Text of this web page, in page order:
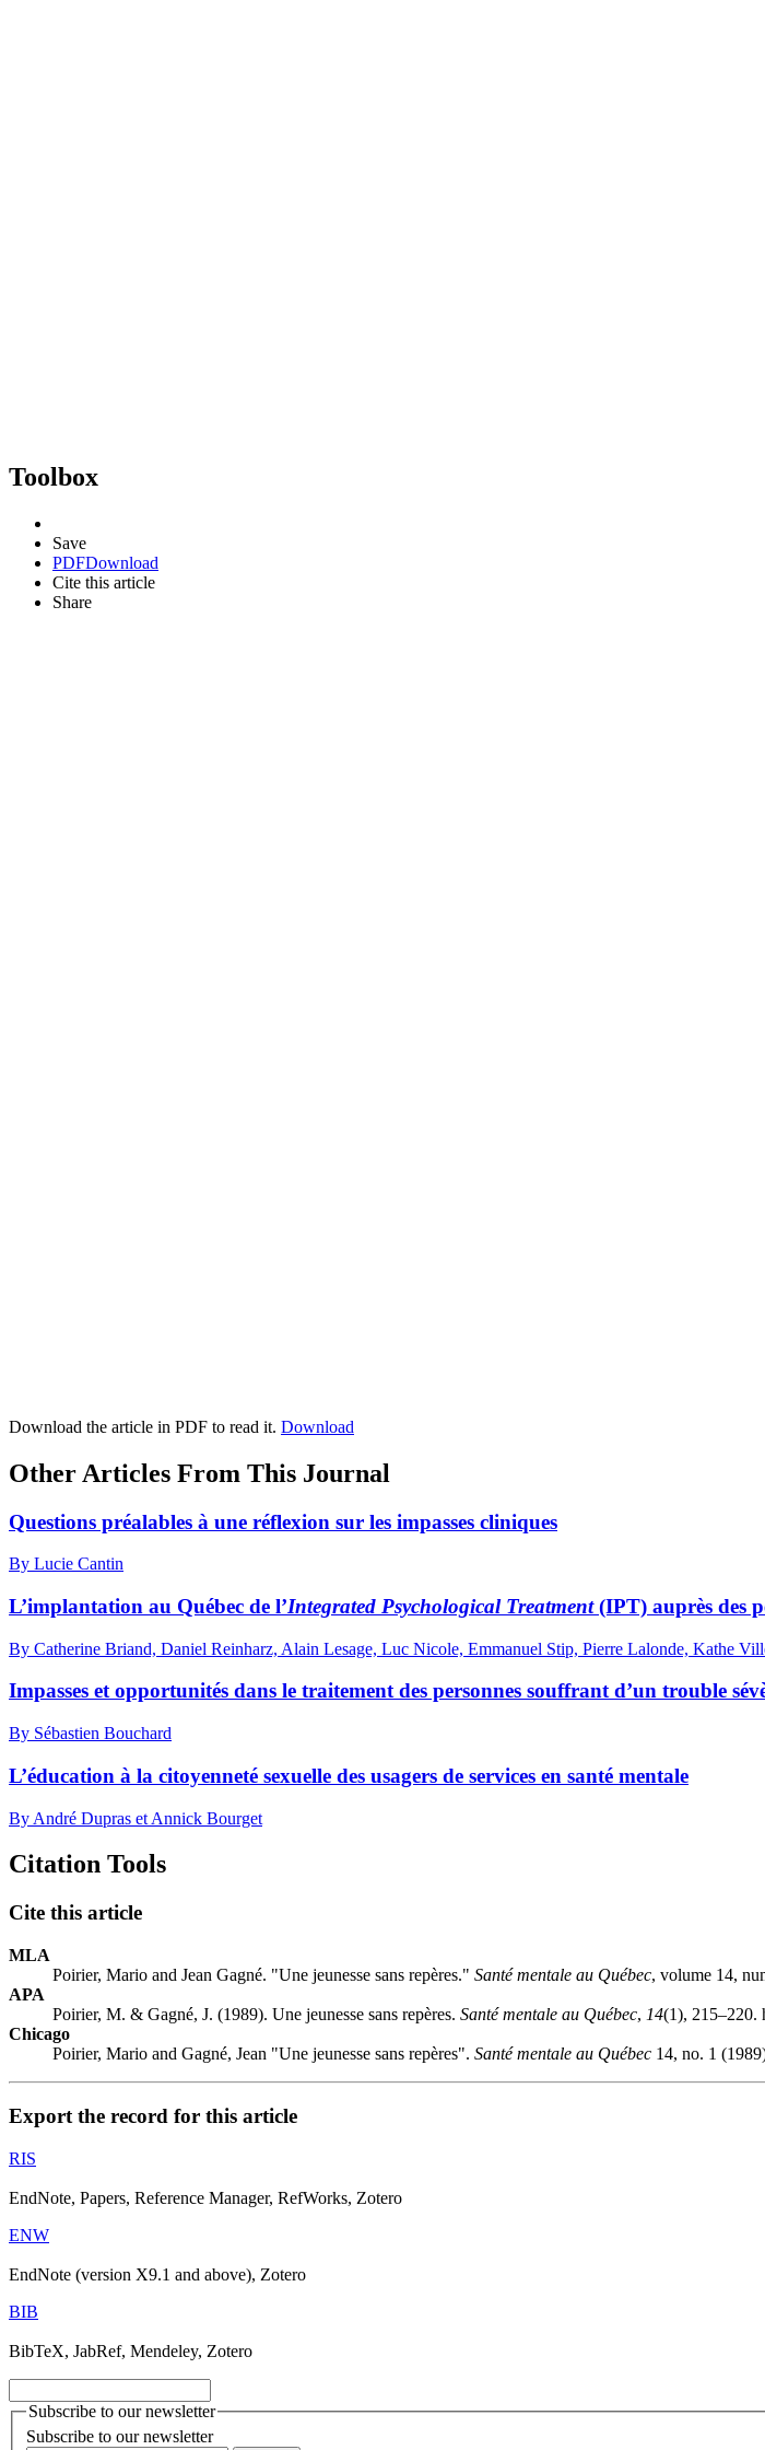
Toolbox
Save
PDFDownload
Cite this article
Share
Download the article in PDF to read it. Download
Other Articles From This Journal
Questions préalables à une réflexion sur les impasses cliniques
By Lucie Cantin
L’implantation au Québec de l’Integrated Psychological Treatment(IPT) auprès des
By Catherine Briand, Daniel Reinharz, Alain Lesage, Luc Nicole, Emmanuel Stip, Pierre Lalonde, Kathe
Impasses et opportunités dans le traitement des personnes souffrant d’un trouble
By Sébastien Bouchard
L’éducation à la citoyenneté sexuelle des usagers de services en santé mentale
By André Dupras et Annick Bourget
Citation Tools
Cite this article
MLA
Poirier, Mario and Jean Gagné. "Une jeunesse sans repères." Santé mentale au Québec, volume 14,
APA
Poirier, M. & Gagné, J. (1989). Une jeunesse sans repères. Santé mentale au Québec, 14(1), 215–220.
Chicago
Poirier, Mario and Gagné, Jean "Une jeunesse sans repères". Santé mentale au Québec 14, no. 1
Export the record for this article
RIS
EndNote, Papers, Reference Manager, RefWorks, Zotero
ENW
EndNote (version X9.1 and above), Zotero
BIB
BibTeX, JabRef, Mendeley, Zotero
Subscribe to our newsletter
Subscribe to our newsletter